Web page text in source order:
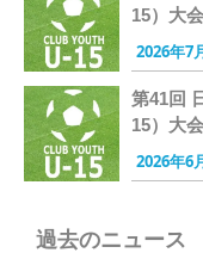
15）大
2026年7
第41回
15）大
2026年6
過去のニュース